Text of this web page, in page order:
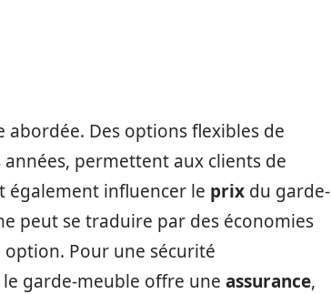
Des options flexibles de
permettent aux clients de
également influencer le prix du garde-
peut se traduire par des économies
Pour une sécurité
garde-meuble offre une assurance,